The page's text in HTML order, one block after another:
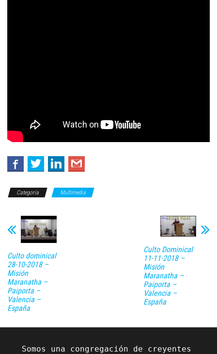
Categoría Multimedia
Culto dominical
28-10-2018 –
Misión
Maranatha –
Paiporta –
Valencia –
España
Culto Dominical
11-11-2018 –
Misión
Maranatha –
Paiporta –
Valencia –
España
Somos una congregación de creyentes